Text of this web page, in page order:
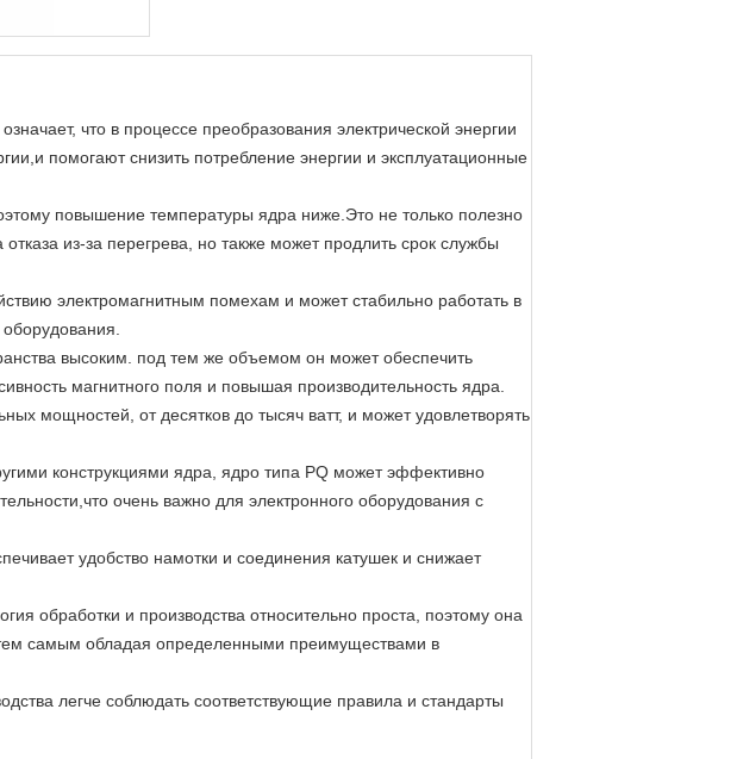
что в процессе преобразования электрической энергии
помогают снизить потребление энергии и эксплуатационные
повышение температуры ядра ниже.Это не только полезно
из-за перегрева, но также может продлить срок службы
электромагнитным помехам и может стабильно работать в
высоким. под тем же объемом он может обеспечить
магнитного поля и повышая производительность ядра.
мощностей, от десятков до тысяч ватт, и может удовлетворять
конструкциями ядра, ядро типа PQ может эффективно
очень важно для электронного оборудования с
удобство намотки и соединения катушек и снижает
обработки и производства относительно проста, поэтому она
самым обладая определенными преимуществами в
легче соблюдать соответствующие правила и стандарты